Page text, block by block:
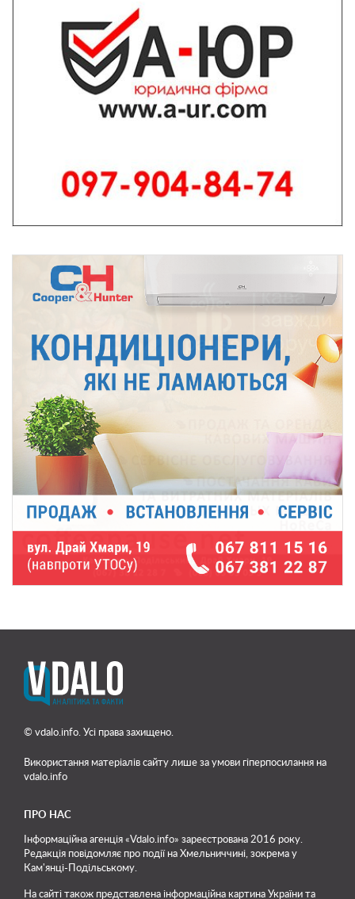
© vdalo.info. Усі права захищено.
Використання матеріалів сайту лише за умови гіперпосилання на
vdalo.info
ПРО НАС
Інформаційна агенція «Vdalo.info» зареєстрована 2016 року.
Редакція повідомляє про події на Хмельниччині, зокрема у
Кам'янці-Подільському.
На сайті також представлена інформаційна картина України та